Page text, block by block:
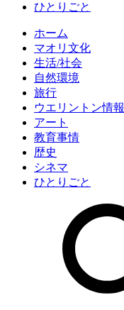
ひとりごと
ホーム
マオリ文化
生活/社会
自然環境
旅行
ウエリントン情報
アート
教育事情
歴史
シネマ
ひとりごと